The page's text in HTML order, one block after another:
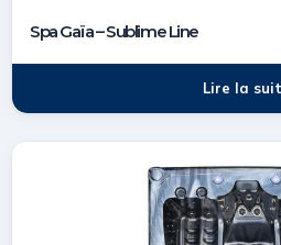
Spa Gaïa – Sublime Line
Lire la